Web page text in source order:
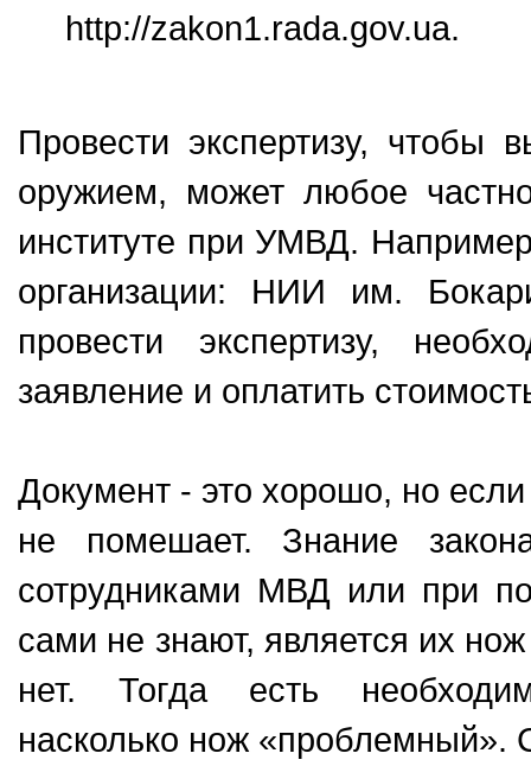
http://zakon1.rada.gov.ua.
Провести экспертизу, чтобы
оружием, может любое
институте при УМВД.
организации: НИИ им.
провести экспертизу,
заявление и оплатить
Документ - это хорошо, но
не помешает. Знание
сотрудниками МВД или при
сами не знают, является их
нет. Тогда есть
насколько нож «проблемный».